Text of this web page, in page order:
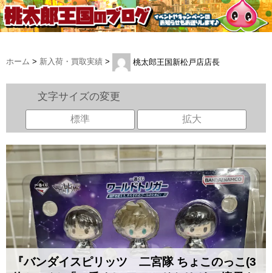
ホーム > 新入荷・買取実績 > 桃太郎王国新松戸店店長
文字サイズの変更
標準 拡大
『バンダイスピリッツ 二宮隊 ​ちょこのっこ(3